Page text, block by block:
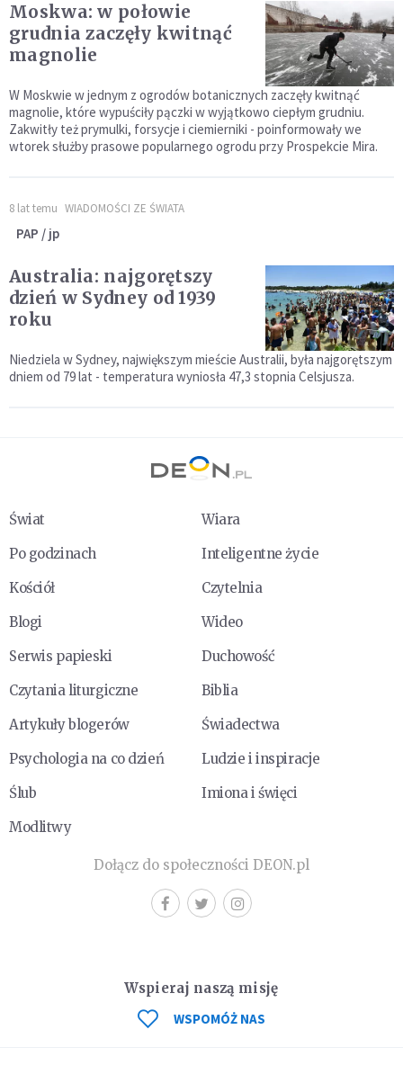
Moskwa: w połowie
grudnia zaczęły kwitnąć
magnolie
W Moskwie w jednym z ogrodów botanicznych zaczęły kwitnąć
magnolie, które wypuściły pączki w wyjątkowo ciepłym grudniu.
Zakwitły też prymulki, forsycje i ciemierniki - poinformowały we
wtorek służby prasowe popularnego ogrodu przy Prospekcie Mira.
8 lat temu WIADOMOŚCI ZE ŚWIATA
PAP / jp
Australia: najgorętszy
dzień w Sydney od 1939
roku
Niedziela w Sydney, największym mieście Australii, była najgorętszym
dniem od 79 lat - temperatura wyniosła 47,3 stopnia Celsjusza.
Świat
Wiara
Po godzinach
Inteligentne życie
Kościół
Czytelnia
Blogi
Wideo
Serwis papieski
Duchowość
Czytania liturgiczne
Biblia
Artykuły blogerów
Świadectwa
Psychologia na co dzień
Ludzie i inspiracje
Ślub
Imiona i święci
Modlitwy
Dołącz do społeczności DEON.pl
Wspieraj naszą misję
WSPOMÓŻ NAS